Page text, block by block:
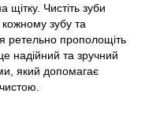
щітку. Чистіть зуби
зубу та
ретельно прополощіть
надійний та зручний
який допомагає